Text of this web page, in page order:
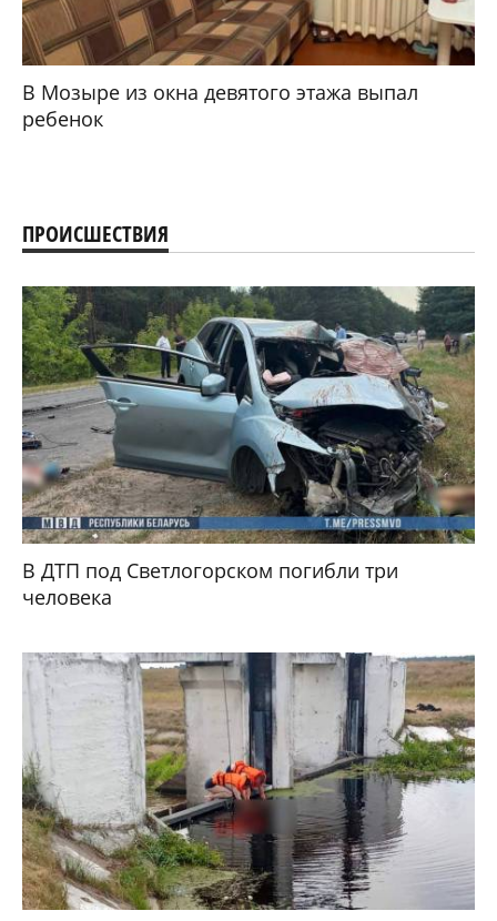
В Мозыре из окна девятого этажа выпал
ребенок
ПРОИСШЕСТВИЯ
В ДТП под Светлогорском погибли три
человека